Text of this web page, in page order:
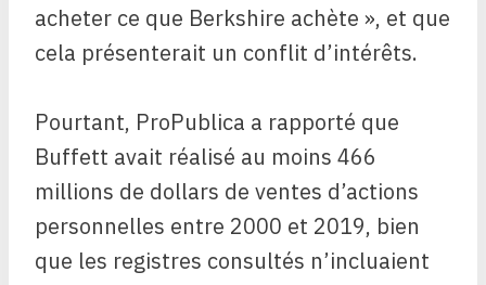
acheter ce que Berkshire achète », et que
cela présenterait un conflit d’intérêts.
Pourtant, ProPublica a rapporté que
Buffett avait réalisé au moins 466
millions de dollars de ventes d’actions
personnelles entre 2000 et 2019, bien
que les registres consultés n’incluaient